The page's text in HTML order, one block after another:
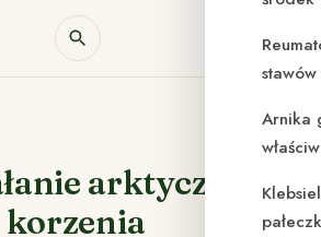
Arnika
arktycznego
korzenia